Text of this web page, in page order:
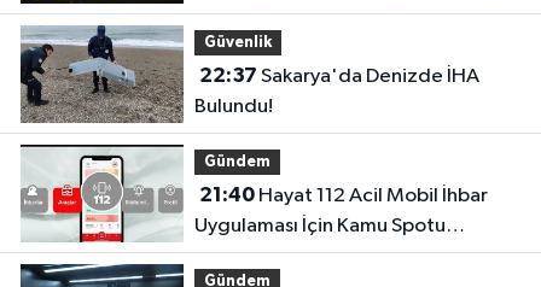
barış kalıcı olur
Güvenlik
22:37
Bulundu!
Gündem
21:40Hayat 112 Acil Mobil İhbar
Uygulaması İçin Kamu Spotu
Yayında!
Gündem